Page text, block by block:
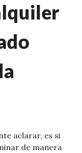
aclarar, es si
de manera